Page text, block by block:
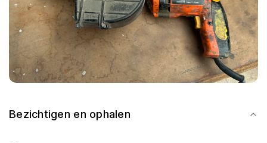
Bezichtigen en ophalen